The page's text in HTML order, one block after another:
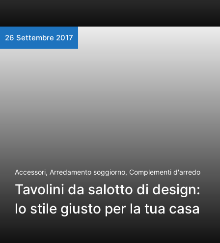
26 Settembre 2017
Accessori, Arredamento soggiorno, Complementi d'arredo
Tavolini da salotto di design:
lo stile giusto per la tua casa